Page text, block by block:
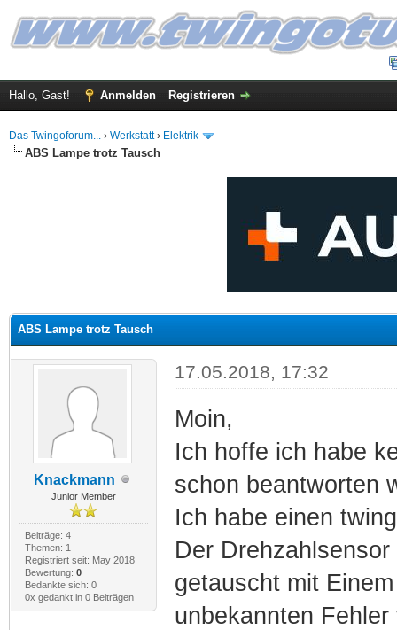
Hallo, Gast! Anmelden Registrieren
Das Twingoforum... › Werkstatt› Elektrik
ABS Lampe trotz Tausch
ABS Lampe trotz Tausch
Knackmann
Junior Member
Beiträge: 4
Themen: 1
Registriert seit: May 2018
Bewertung: 0
Bedankte sich: 0
0x gedankt in 0 Beiträgen
17.05.2018, 17:32
Moin,
Ich hoffe ich habe
schon beantworten
Ich habe einen
Der
getauscht mit
unbekannten